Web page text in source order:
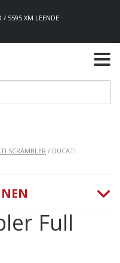
/ 5595 XM LEENDE
SCRAMBLER / DUCATI
Full